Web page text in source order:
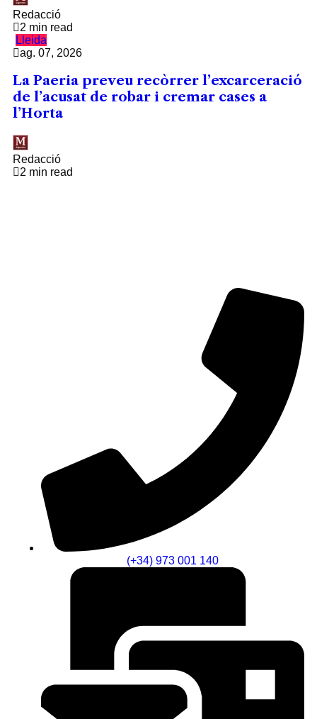
Redacció
2 min read
Lleida
ag. 07, 2026
La Paeria preveu recòrrer l’excarceració
de l’acusat de robar i cremar cases a
l’Horta
Redacció
2 min read
(+34) 973 001 140